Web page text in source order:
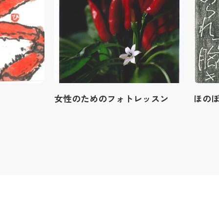
女性のためのフォトレッスン ほの